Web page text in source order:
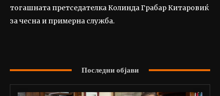
тогашната претседателка Колинда Грабар Китаровиќ
за чесна и примерна служба.
Последни објави